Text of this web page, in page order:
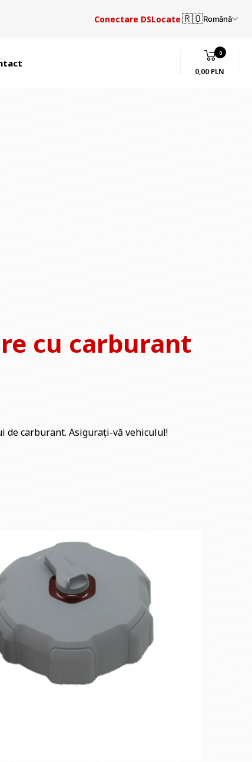
Conectare DSLocate🇷🇴Română
0
0,00 PLN
cu carburant
carburant. Asigurați-vă vehiculul!